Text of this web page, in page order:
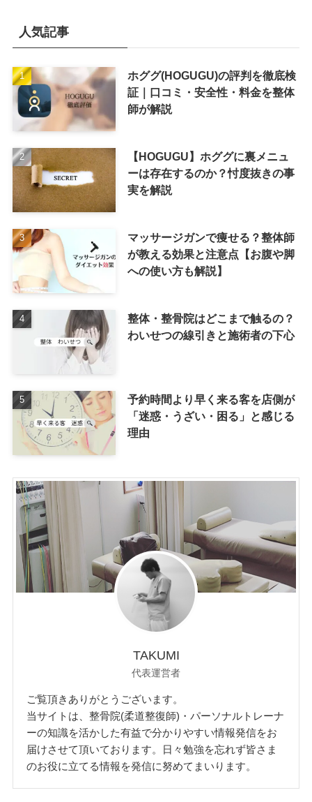
人気記事
ホググ(HOGUGU)の評判を徹底検
証｜口コミ・安全性・料金を整体
師が解説
【HOGUGU】ホググに裏メニュ
ーは存在するのか？忖度抜きの事
実を解説
マッサージガンで痩せる？整体師
が教える効果と注意点【お腹や脚
への使い方も解説】
整体・整骨院はどこまで触るの？
わいせつの線引きと施術者の下心
予約時間より早く来る客を店側が
「迷惑・うざい・困る」と感じる
理由
TAKUMI
代表運営者
ご覧頂きありがとうございます。
当サイトは、整骨院(柔道整復師)・パーソナルトレーナ
ーの知識を活かした有益で分かりやすい情報発信をお
届けさせて頂いております。日々勉強を忘れず皆さま
のお役に立てる情報を発信に努めてまいります。